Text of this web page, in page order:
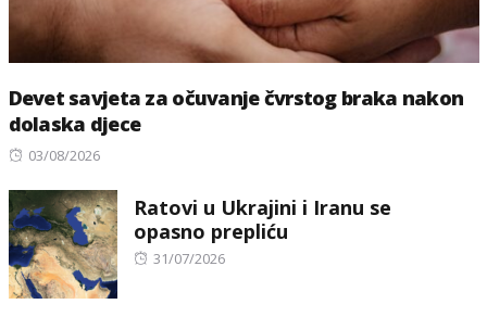
Devet savjeta za očuvanje čvrstog braka nakon
dolaska djece
Posted
03/08/2026
Ratovi u Ukrajini i Iranu se
opasno prepliću
Posted
31/07/2026